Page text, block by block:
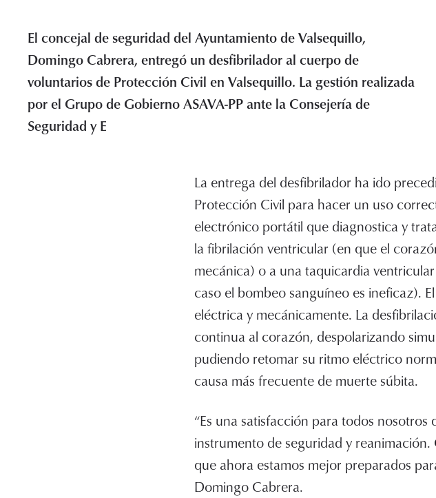
El concejal de seguridad del Ayuntamiento de Valsequillo,
Domingo Cabrera, entregó un desfibrilador al cuerpo de
voluntarios de Protección Civil en Valsequillo. La gestión realizada
por el Grupo de Gobierno ASAVA-PP ante la Consejería de
Seguridad y E
La entrega del desfibrilador ha ido
Protección Civil para hacer un uso
electrónico portátil que diagnostica y
la fibrilación ventricular (en que el
mecánica) o a una taquicardia
caso el bombeo sanguíneo es ineficaz).
eléctrica y mecánicamente. La
continua al corazón, despolarizando
pudiendo retomar su ritmo eléctrico
causa más frecuente de muerte súbita.
“Es una satisfacción para todos
instrumento de seguridad y
que ahora estamos mejor preparados
Domingo Cabrera.